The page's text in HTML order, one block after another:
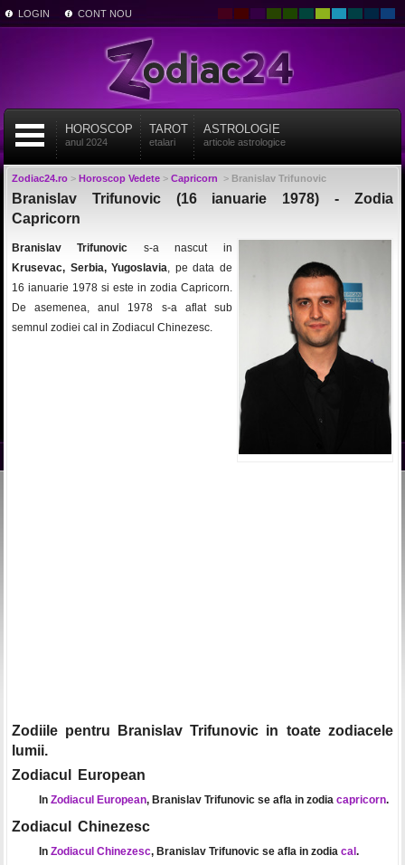
LOGIN CONT NOU
HOROSCOP
anul 2024
TAROT
etalari
ASTROLOGIE
articole astrologice
Zodiac24.ro> Horoscop Vedete> Capricorn > Branislav Trifunovic
Branislav Trifunovic (16 ianuarie 1978) - Zodia
Capricorn
Branislav Trifunovic s-a nascut in
Krusevac, Serbia, Yugoslavia, pe data de
16 ianuarie 1978 si este in zodia Capricorn.
De asemenea, anul 1978 s-a aflat sub
semnul zodiei cal in Zodiacul Chinezesc.
Zodiile pentru Branislav Trifunovic in toate zodiacele
lumii.
Zodiacul European
In Zodiacul European, Branislav Trifunovic se afla in zodia capricorn.
Zodiacul Chinezesc
In Zodiacul Chinezesc, Branislav Trifunovic se afla in zodia cal .